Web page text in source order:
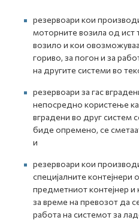
резервоари кои
моторните возила од ист
возило и кои
гориво, за погон и за
на другите системи во
резервоари за гас
непосредно користење
вградени во друг систем
биде опремено, се
и
резервоари кои
специјалните контејнери
предметниот контејнер
за време на превозот да
работа на системот за